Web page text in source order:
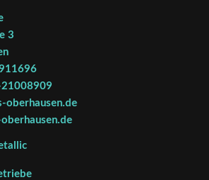
3
21008909
oberhausen.de